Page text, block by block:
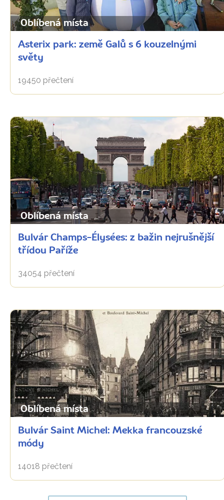
Oblíbená místa
Asterix park: země Galů s 6 kouzelnými
světy
19450 přečtení
Oblíbená místa
Bulvár Champs-Élysées: z bažin nejrušnější
třídou Paříže
34054 přečtení
Oblíbená místa
Bulvár Saint Michel: Mekka francouzské
módy
14018 přečtení